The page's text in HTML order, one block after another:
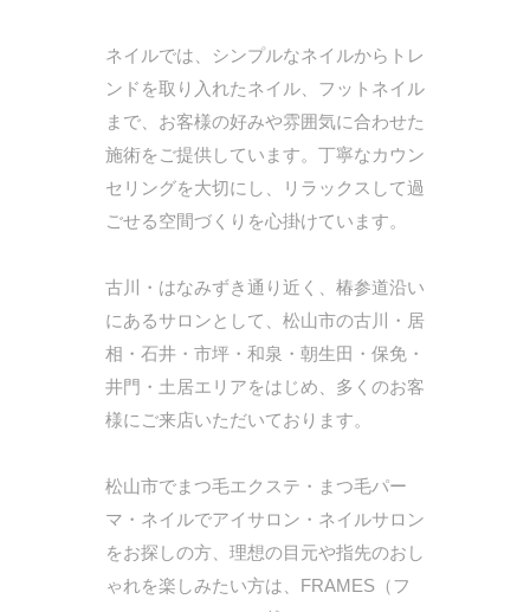
ネイルでは、シンプルなネイルからトレ
ンドを取り入れたネイル、フットネイル
まで、お客様の好みや雰囲気に合わせた
施術をご提供しています。丁寧なカウン
セリングを大切にし、リラックスして過
ごせる空間づくりを心掛けています。
古川・はなみずき通り近く、椿参道沿い
にあるサロンとして、松山市の古川・居
相・石井・市坪・和泉・朝生田・保免・
井門・土居エリアをはじめ、多くのお客
様にご来店いただいております。
松山市でまつ毛エクステ・まつ毛パー
マ・ネイルでアイサロン・ネイルサロン
をお探しの方、理想の目元や指先のおし
ゃれを楽しみたい方は、FRAMES（フ